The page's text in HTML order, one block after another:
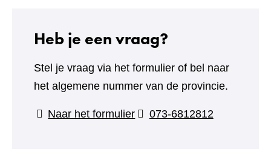
Heb je een vraag?
Stel je vraag via het formulier of bel naar
het algemene nummer van de provincie.
Naar het formulier(verwijst
073-6812812